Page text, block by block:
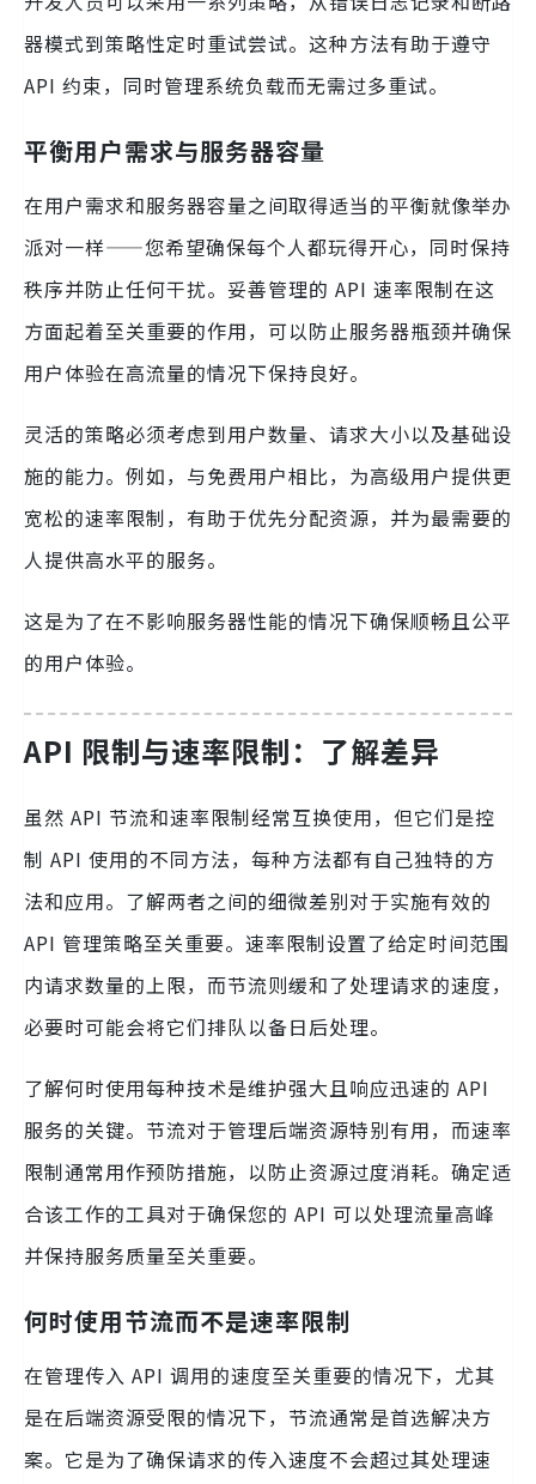
器模式到策略性定时重试尝试。这种方法有助于遵守
API 约束，同时管理系统负载而无需过多重试。
平衡用户需求与服务器容量
在用户需求和服务器容量之间取得适当的平衡就像举办
派对一样——您希望确保每个人都玩得开心，同时保持
秩序并防止任何干扰。妥善管理的 API 速率限制在这
方面起着至关重要的作用，可以防止服务器瓶颈并确保
用户体验在高流量的情况下保持良好。
灵活的策略必须考虑到用户数量、请求大小以及基础设
施的能力。例如，与免费用户相比，为高级用户提供更
宽松的速率限制，有助于优先分配资源，并为最需要的
人提供高水平的服务。
这是为了在不影响服务器性能的情况下确保顺畅且公平
的用户体验。
API 限制与速率限制：了解差异
虽然 API 节流和速率限制经常互换使用，但它们是控
制 API 使用的不同方法，每种方法都有自己独特的方
法和应用。了解两者之间的细微差别对于实施有效的
API 管理策略至关重要。速率限制设置了给定时间范围
内请求数量的上限，而节流则缓和了处理请求的速度，
必要时可能会将它们排队以备日后处理。
了解何时使用每种技术是维护强大且响应迅速的 API
服务的关键。节流对于管理后端资源特别有用，而速率
限制通常用作预防措施，以防止资源过度消耗。确定适
合该工作的工具对于确保您的 API 可以处理流量高峰
并保持服务质量至关重要。
何时使用节流而不是速率限制
在管理传入 API 调用的速度至关重要的情况下，尤其
是在后端资源受限的情况下，节流通常是首选解决方
案。它是为了确保请求的传入速度不会超过其处理速